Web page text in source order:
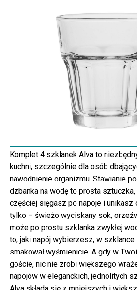
Komplet 4 szklanek Alva to
kuchni, szczególnie dla osób
nawodnienie organizmu. Stawianie
dzbanka na wodę to prosta
częściej sięgasz po napoje i unikasz
tylko – świeżo wyciskany sok,
może po prostu szklanka zwykłej
to, jaki napój wybierzesz, w szklance
smakował wyśmienicie. A gdy w
goście, nic nie zrobi większego
napojów w eleganckich, jednolitych